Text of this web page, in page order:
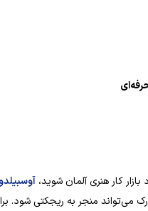
کار هنری آلمان شوید،
می‌تواند منجر به ریجکتی